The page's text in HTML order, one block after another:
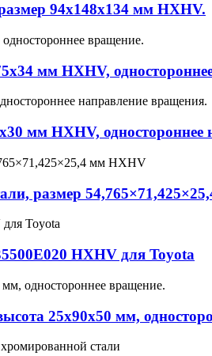
94x148x134 мм HXHV.
мм HXHV,
мм HXHV, одностороннее
размер
HXHV для Toyota
25x90x50 мм,